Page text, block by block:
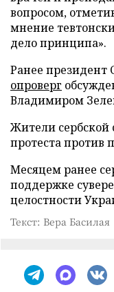
вопросом,
мнение
дело принципа».
Ранее президент
опроверг
Владимиром
Жители сербской
протеста против
Месяцем ранее
поддержке
целостности
Текст: Вера Басилая